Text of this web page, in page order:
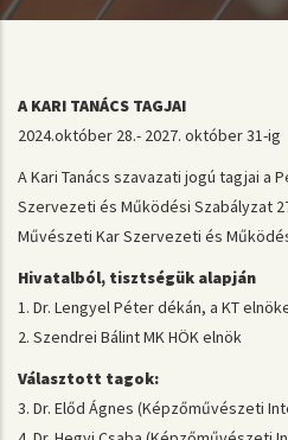
A KARI TANÁCS TAGJAI
2024.október 28.- 2027. október 31-ig
A Kari Tanács szavazati jogú tagjai a
Szervezeti és Működési Szabályzat
Művészeti Kar Szervezeti és
Hivatalból, tisztségük alapján
1. Dr. Lengyel Péter dékán, a KT
2. Szendrei Bálint MK HÖK elnök
Választott tagok:
3. Dr. Előd Ágnes (Képzőművészeti